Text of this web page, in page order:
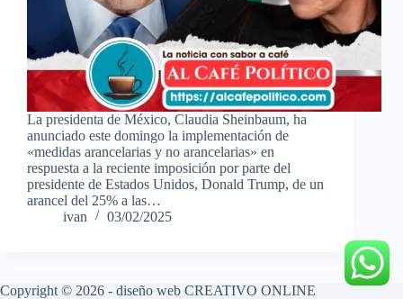
La presidenta de México, Claudia Sheinbaum, ha
anunciado este domingo la implementación de
«medidas arancelarias y no arancelarias» en
respuesta a la reciente imposición por parte del
presidente de Estados Unidos, Donald Trump, de un
arancel del 25% a las…
ivan
03/02/2025
Copyright © 2026 - diseño web CREATIVO ONLINE